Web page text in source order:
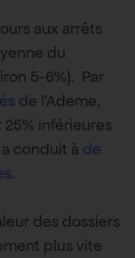
aux arrêts
du
5-6%). Par
de l’Ademe,
inférieures
conduit à de
.
des dossiers
plus vite